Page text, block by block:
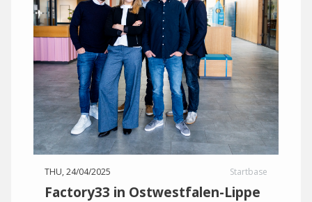
THU, 24/04/2025 Startbase
Factory33 in Ostwestfalen-Lippe